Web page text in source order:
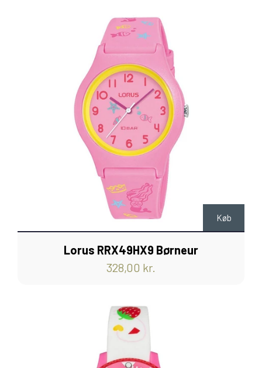
Køb
Lorus RRX49HX9 Børneur
328,00 kr.